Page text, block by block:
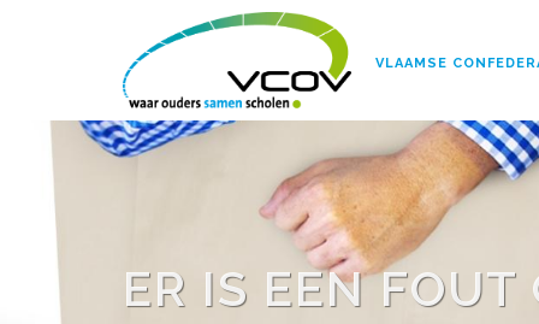
VLAAMSE
ER IS EEN FOUT